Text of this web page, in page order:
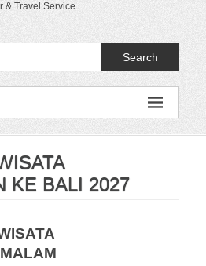
& Travel Service
Search
KE BALI 2027